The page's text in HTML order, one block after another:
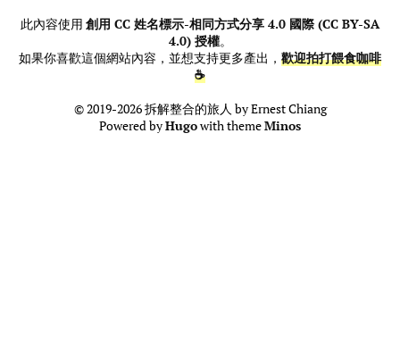
此內容使用 創用 CC 姓名標示-相同方式分享 4.0 國際 (CC BY-SA
4.0) 授權。
如果你喜歡這個網站內容，並想支持更多產出， 歡迎拍打餵食咖啡
☕
© 2019-2026 拆解整合的旅人 by Ernest Chiang
Powered byHugowith themeMinos